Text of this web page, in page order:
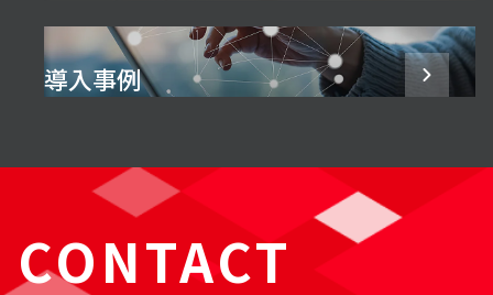
導入事例
CONTACT